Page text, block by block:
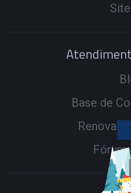
Base de
Renovar
Fórum